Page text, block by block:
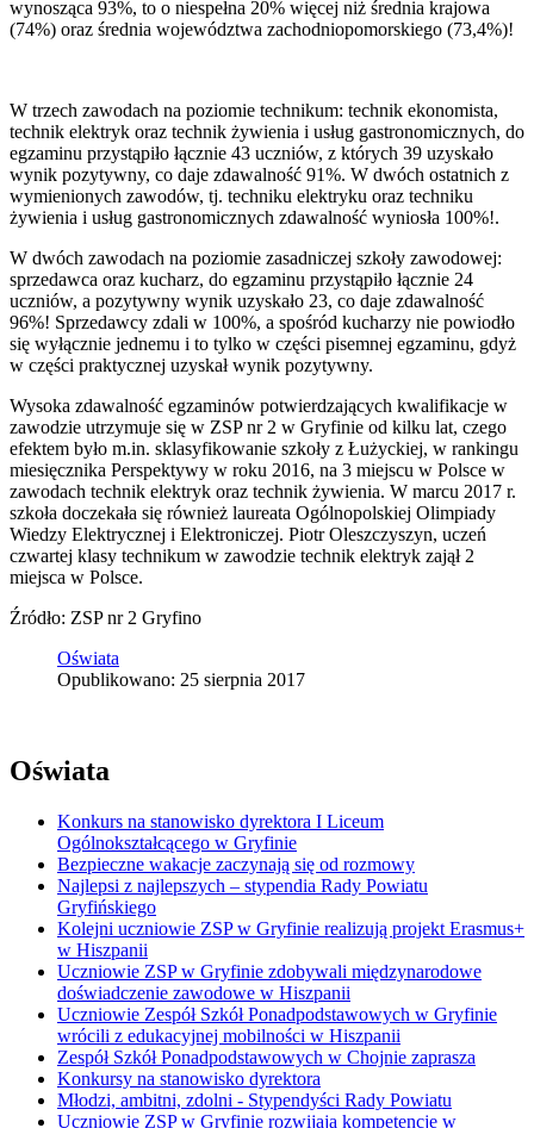
wynosząca 93%, to o niespełna 20% więcej niż średnia krajowa
(74%) oraz średnia województwa zachodniopomorskiego (73,4%)!
W trzech zawodach na poziomie technikum: technik ekonomista,
technik elektryk oraz technik żywienia i usług gastronomicznych, do
egzaminu przystąpiło łącznie 43 uczniów, z których 39 uzyskało
wynik pozytywny, co daje zdawalność 91%. W dwóch ostatnich z
wymienionych zawodów, tj. techniku elektryku oraz techniku
żywienia i usług gastronomicznych zdawalność wyniosła 100%!.
W dwóch zawodach na poziomie zasadniczej szkoły zawodowej:
sprzedawca oraz kucharz, do egzaminu przystąpiło łącznie 24
uczniów, a pozytywny wynik uzyskało 23, co daje zdawalność
96%! Sprzedawcy zdali w 100%, a spośród kucharzy nie powiodło
się wyłącznie jednemu i to tylko w części pisemnej egzaminu, gdyż
w części praktycznej uzyskał wynik pozytywny.
Wysoka zdawalność egzaminów potwierdzających kwalifikacje w
zawodzie utrzymuje się w ZSP nr 2 w Gryfinie od kilku lat, czego
efektem było m.in. sklasyfikowanie szkoły z Łużyckiej, w rankingu
miesięcznika Perspektywy w roku 2016, na 3 miejscu w Polsce w
zawodach technik elektryk oraz technik żywienia. W marcu 2017 r.
szkoła doczekała się również laureata Ogólnopolskiej Olimpiady
Wiedzy Elektrycznej i Elektroniczej. Piotr Oleszczyszyn, uczeń
czwartej klasy technikum w zawodzie technik elektryk zajął 2
miejsca w Polsce.
Źródło: ZSP nr 2 Gryfino
Oświata
Opublikowano: 25 sierpnia 2017
Oświata
Konkurs na stanowisko dyrektora I Liceum
Ogólnokształcącego w Gryfinie
Bezpieczne wakacje zaczynają się od rozmowy
Najlepsi z najlepszych – stypendia Rady Powiatu
Gryfińskiego
Kolejni uczniowie ZSP w Gryfinie realizują projekt Erasmus+
w Hiszpanii
Uczniowie ZSP w Gryfinie zdobywali międzynarodowe
doświadczenie zawodowe w Hiszpanii
Uczniowie Zespół Szkół Ponadpodstawowych w Gryfinie
wrócili z edukacyjnej mobilności w Hiszpanii
Zespół Szkół Ponadpodstawowych w Chojnie zaprasza
Konkursy na stanowisko dyrektora
Młodzi, ambitni, zdolni - Stypendyści Rady Powiatu
Uczniowie ZSP w Gryfinie rozwijają kompetencje w